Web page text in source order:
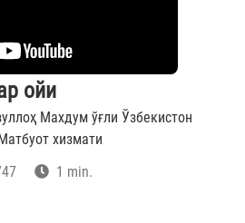
ойи
Махдум ўғли Ўзбекистон
хизмати
1 min.